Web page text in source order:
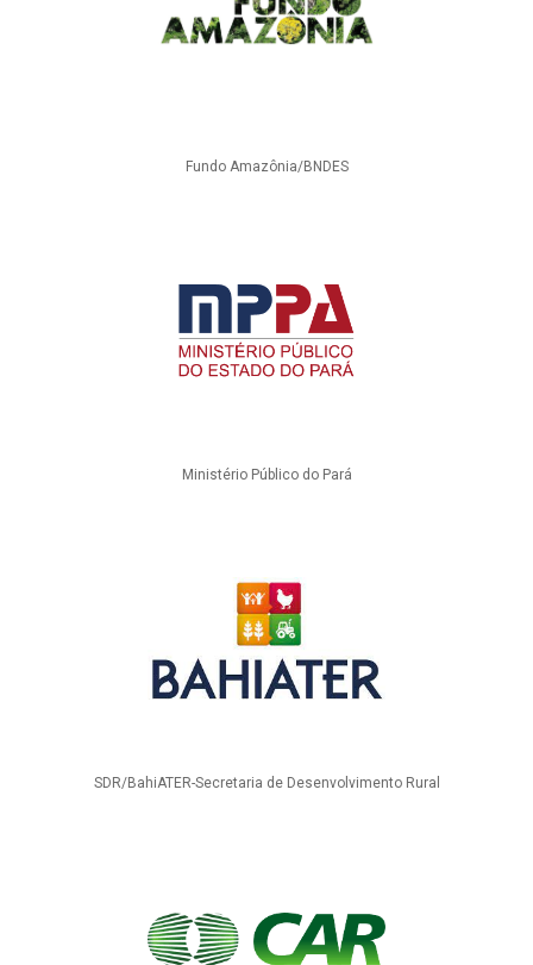
Fundo Amazônia/BNDES
Ministério Público do Pará
SDR/BahiATER-Secretaria de Desenvolvimento Rural